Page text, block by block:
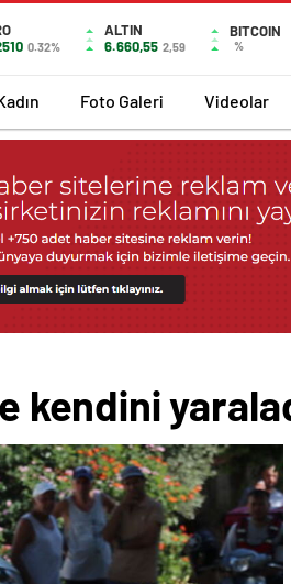
0.32%
ALTIN
6.660,55 2,59
BITCOIN
%
Foto Galeri Videolar
kendini